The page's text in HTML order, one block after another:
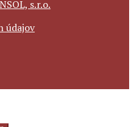
s.r.o.
údajov